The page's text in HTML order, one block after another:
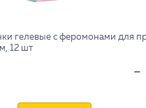
гелевые с феромонами для
12 шт
-